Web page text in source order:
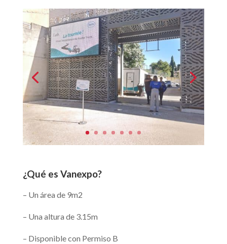
¿Qué es Vanexpo?
– Un área de 9m2
– Una altura de 3.15m
– Disponible con Permiso B